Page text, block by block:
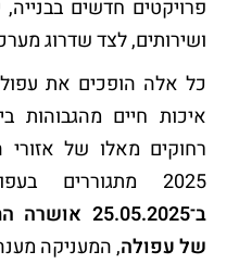
פרויקטים חדשים
ושירותים, לצד שדרוג
כל אלה הופכים את
איכות חיים מהגבוהות
רחוקים מאלו של אזורי
2025 מתגוררים בעפולה כ־68,000 תושבים.
של עפולה, המעניקה